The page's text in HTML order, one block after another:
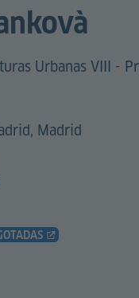
Urbanas VIII -
Madrid